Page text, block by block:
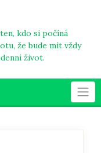
kdo si počíná
že bude mít vždy
život.